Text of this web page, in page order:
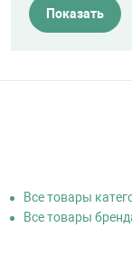
Показать
Все товары
Все товары